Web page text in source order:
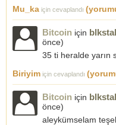
Mu_ka için cevaplandı
Bitcoin için
önce)
35 ti heralde yarın
Biriyim için cevaplandı
Bitcoin için
önce)
aleykümselam